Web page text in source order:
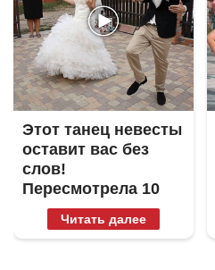
Этот танец невесты
оставит вас без
слов!
Пересмотрела 10
раз
Читать далее